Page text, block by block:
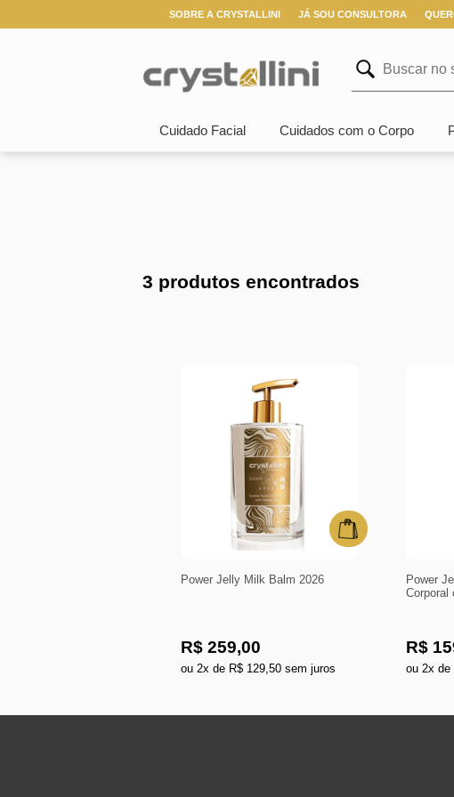
SOBRE A CRYSTALLINI JÁ SOU CONSULTORA
Cuidado Facial Cuidados com o Corpo
3 produtos encontrados
Power Jelly Milk Balm 2026
R$ 259,00
ou 2x de R$ 129,50 sem juros
Power
Corporal
R$
ou 2x de